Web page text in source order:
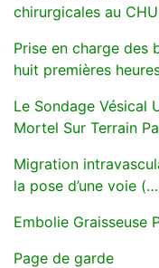
chirurgicales au
Prise en charge des
huit premières
Le Sondage Vésical
Mortel Sur Terrain
Migration
la pose d’une voie
Embolie Graisseuse
Page de garde